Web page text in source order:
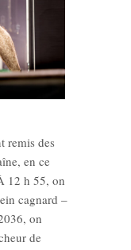
remis des
en ce
12 h 55, on
cagnard –
on
de